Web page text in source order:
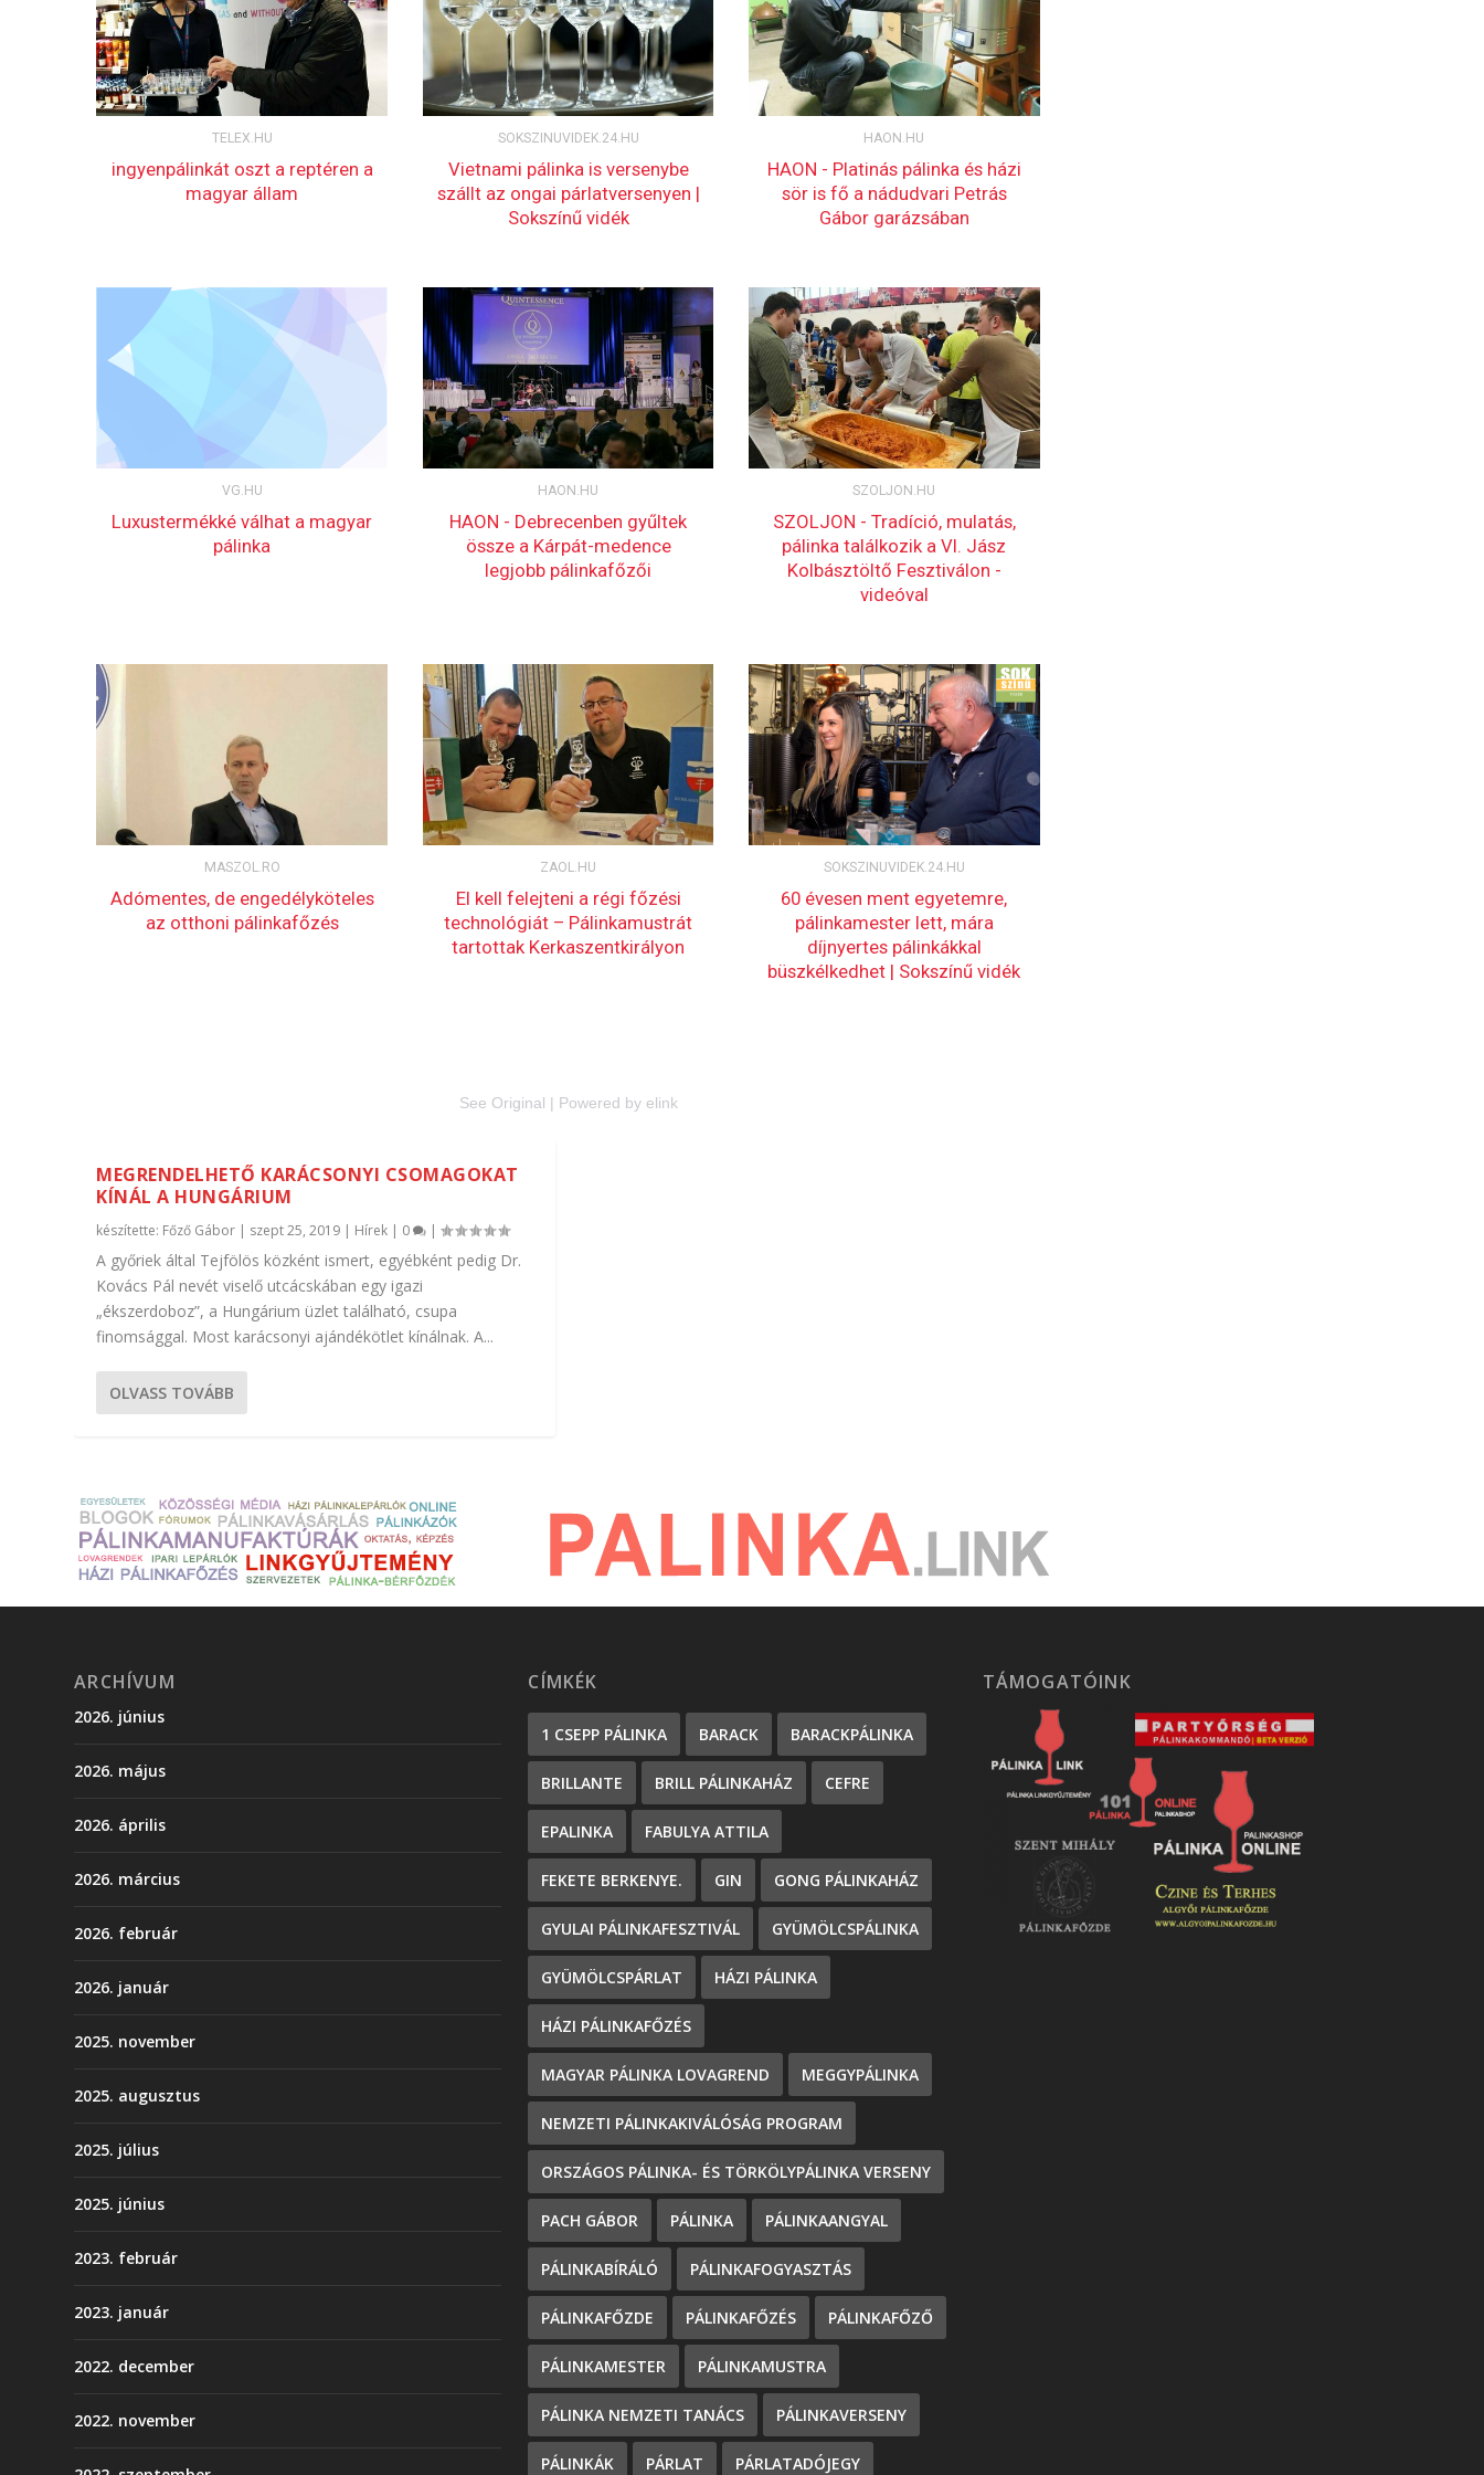
See Original | Powered by elink
MEGRENDELHETŐ KARÁCSONYI CSOMAGOKAT
KÍNÁL A HUNGÁRIUM
készítette: Főző Gábor | szept 25, 2019 | Hírek | 0 |
A győriek által Tejfölös közként ismert, egyébként pedig Dr.
Kovács Pál nevét viselő utcácskában egy igazi
„ékszerdoboz”, a Hungárium üzlet található, csupa
finomsággal. Most karácsonyi ajándékötlet kínálnak. A...
OLVASS TOVÁBB
ARCHÍVUM
2026. június
2026. május
2026. április
2026. március
2026. február
2026. január
2025. november
2025. augusztus
2025. július
2025. június
2023. február
2023. január
2022. december
2022. november
CÍMKÉK
1 CSEPP PÁLINKA BARACK BARACKPÁLINKA
BRILLANTE BRILL PÁLINKAHÁZ CEFRE
EPALINKA FABULYA ATTILA
FEKETE BERKENYE. GIN GONG PÁLINKAHÁZ
GYULAI PÁLINKAFESZTIVÁL GYÜMÖLCSPÁLINKA
GYÜMÖLCSPÁRLAT HÁZI PÁLINKA
HÁZI PÁLINKAFŐZÉS
MAGYAR PÁLINKA LOVAGREND MEGGYPÁLINKA
NEMZETI PÁLINKAKIVÁLÓSÁG PROGRAM
ORSZÁGOS PÁLINKA- ÉS TÖRKÖLYPÁLINKA VERSENY
PACH GÁBOR PÁLINKA PÁLINKAANGYAL
PÁLINKABÍRÁLÓ PÁLINKAFOGYASZTÁS
PÁLINKAFŐZDE PÁLINKAFŐZÉS PÁLINKAFŐZŐ
PÁLINKAMESTER PÁLINKAMUSTRA
PÁLINKA NEMZETI TANÁCS PÁLINKAVERSENY
PÁLINKÁK PÁRLAT PÁRLATADÓJEGY
TÁMOGATÓINK